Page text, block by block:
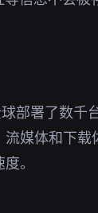
部署了数千
媒体和下载
。